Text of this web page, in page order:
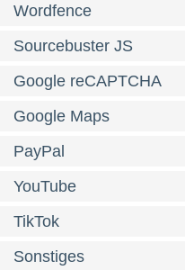
Wordfence
Sourcebuster JS
Google reCAPTCHA
Google Maps
PayPal
YouTube
TikTok
Sonstiges